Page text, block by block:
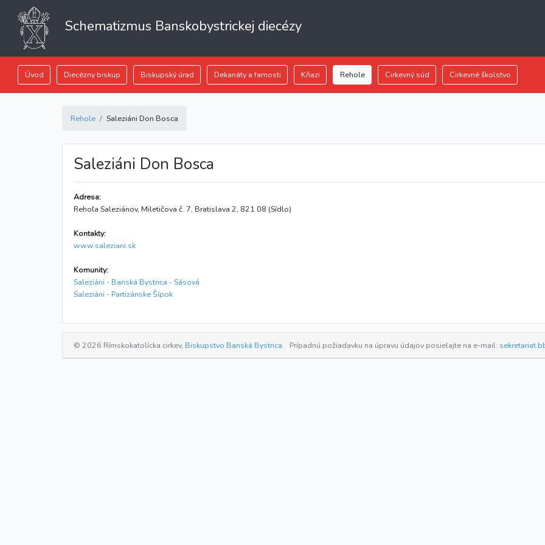
Schematizmus Banskobystrickej diecézy
Úvod Diecézny biskup Biskupský úrad Dekanáty a farnosti Kňazi Rehole Cirkevný súd Cirkevné školstvo
Rehole Saleziáni Don Bosca
Saleziáni Don Bosca
Adresa:
Rehoľa Saleziánov, Miletičova č. 7, Bratislava 2, 821 08 (Sídlo)
Kontakty:
www.saleziani.sk
Komunity:
Saleziáni - Banská Bystrica - Sásová
Saleziáni - Partizánske Šípok
© 2026 Rímskokatolícka cirkev, Biskupstvo Banská Bystrica. Prípadnú požiadavku na úpravu údajov posielajte na e-mail: